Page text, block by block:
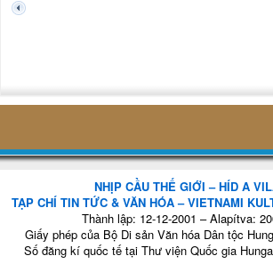
NHỊP CẦU THẾ GIỚI – HÍD A
TẠP CHÍ TIN TỨC & VĂN HÓA – VIETNAMI
Thành lập: 12-12-2001 – Alapítva:
Giấy phép của Bộ Di sản Văn hóa Dân tộc
Số đăng kí quốc tế tại Thư viện Quốc gia